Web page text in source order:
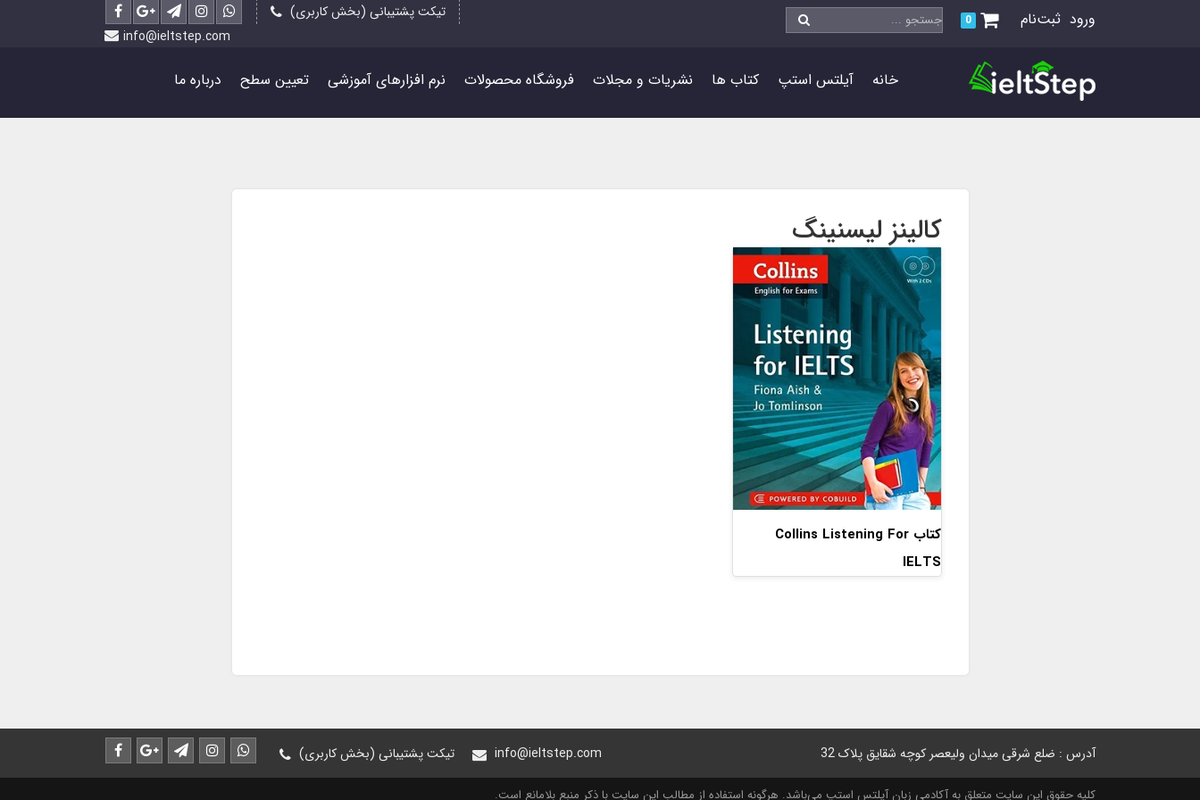
ورود ثبت‌نام 0
تیکت پشتیبانی (بخش کاربری)
info@ieltstep.com
خانه آیلتس استپ کتاب ها نشریات و مجلات فروشگاه محصولات نرم افزارهای آموزشی تعیین سطح درباره ما
کالینز لیسنینگ
کتاب Collins Listening For
IELTS
آدرس : ضلع شرقی میدان ولیعصر کوچه شقایق پلاک 32 تیکت پشتیبانی (بخش کاربری) info@ieltstep.com
کلیه حقوق این سایت متعلق به آکادمی زبان آیلتس استپ می‌باشد. هرگونه استفاده از مطالب این سایت با ذکر منبع بلامانع است.